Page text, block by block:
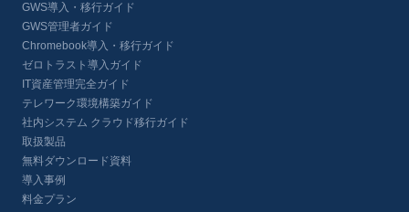
GWS導入・移行ガイド
GWS管理者ガイド
Chromebook導入・移行ガイド
ゼロトラスト導入ガイド
IT資産管理完全ガイド
テレワーク環境構築ガイド
社内システム クラウド移行ガイド
取扱製品
無料ダウンロード資料
導入事例
料金プラン